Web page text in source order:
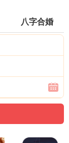
八字合婚